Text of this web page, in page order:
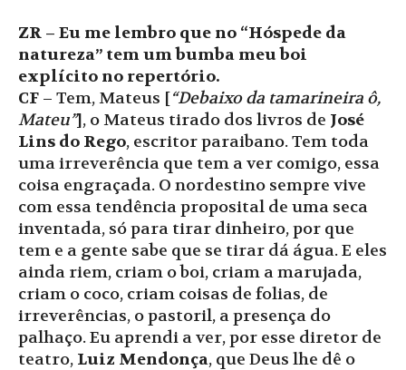
ZR – Eu me lembro que no “Hóspede da
natureza” tem um bumba meu boi
explícito no repertório.
CF – Tem, Mateus [“Debaixo da tamarineira ô,
Mateu”], o Mateus tirado dos livros de José
Lins do Rego, escritor paraibano. Tem toda
uma irreverência que tem a ver comigo, essa
coisa engraçada. O nordestino sempre vive
com essa tendência proposital de uma seca
inventada, só para tirar dinheiro, por que
tem e a gente sabe que se tirar dá água. E eles
ainda riem, criam o boi, criam a marujada,
criam o coco, criam coisas de folias, de
irreverências, o pastoril, a presença do
palhaço. Eu aprendi a ver, por esse diretor de
teatro, Luiz Mendonça, que Deus lhe dê o